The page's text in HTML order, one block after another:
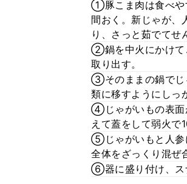
①豚こま肉は食べや
間おく。新じゃが、
り、さっと茹でてせ
②鍋を中火にかけて
取り出す。
③そのままの鍋でじ
類に移すようにしっ
④じゃがいもの表面
えて蓋をして弱火で
⑤じゃがいもと人参
全体をざっくり混ぜ
⑥器に盛り付け、ス